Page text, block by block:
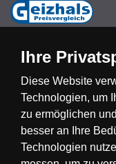
Česká republika
Magyarország
Ihre
Diese Website
Technologien, um
zu ermöglichen
besser an Ihre
Technologien